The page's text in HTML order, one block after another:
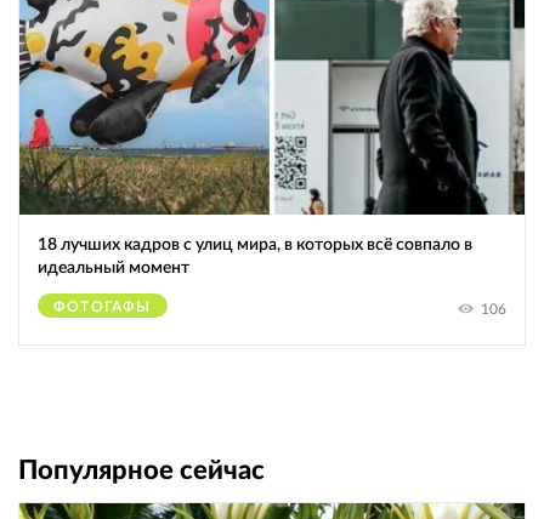
18 лучших кадров с улиц мира, в которых всё совпало в
идеальный момент
ФОТОГАФЫ 106
Популярное сейчас